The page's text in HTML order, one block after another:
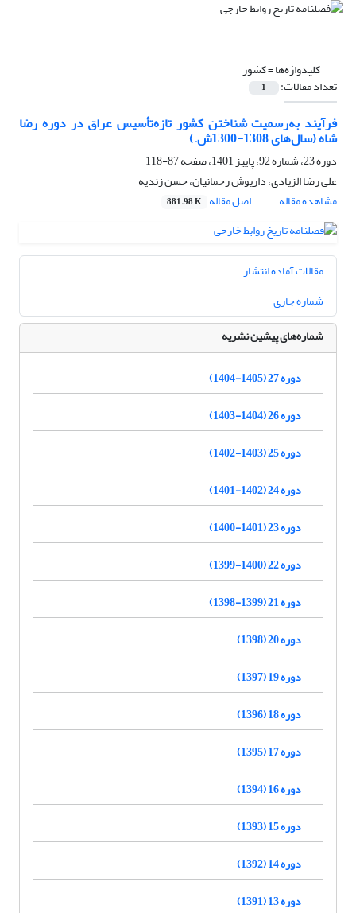
کلیدواژه‌ها =کشور
تعداد مقالات: 1
فرآیند به‌‌رسمیت شناختن کشور تازه‌‌تأسیس عراق در دوره رضا
شاه (سال‌های 1308-1300ش.)
دوره 23، شماره 92، پاییز 1401، صفحه
87-118
علی رضا الزیادی، داریوش رحمانیان، حسن زندیه
مشاهده مقاله
اصل مقاله 881.98 K
مقالات آماده انتشار
شماره جاری
شماره‌های پیشین نشریه
دوره 27 (1405-1404)
دوره 26 (1404-1403)
دوره 25 (1403-1402)
دوره 24 (1402-1401)
دوره 23 (1401-1400)
دوره 22 (1400-1399)
دوره 21 (1399-1398)
دوره 20 (1398)
دوره 19 (1397)
دوره 18 (1396)
دوره 17 (1395)
دوره 16 (1394)
دوره 15 (1393)
دوره 14 (1392)
دوره 13 (1391)